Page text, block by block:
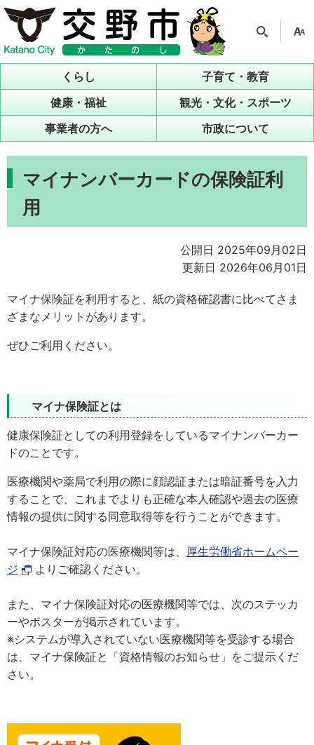
ル
くらし
子育て・教育
健康・福祉
観光・文化・スポーツ
事業者の方へ
市政について
マイナンバーカードの保険証利
用
公開日 2025年09月02日
更新日 2026年06月01日
マイナ保険証を利用すると、紙の資格確認書に比べてさま
ざまなメリットがあります。
ぜひご利用ください。
マイナ保険証とは
健康保険証としての利用登録をしているマイナンバーカー
ドのことです。
医療機関や薬局で利用の際に顔認証または暗証番号を入力
することで、これまでよりも正確な本人確認や過去の医療
情報の提供に関する同意取得等を行うことができます。
マイナ保険証対応の医療機関等は、 厚生労働省ホームペー
ジ
よりご確認ください。
また、マイナ保険証対応の医療機関等では、次のステッカ
ーやポスターが掲示されています。
※システムが導入されていない医療機関等を受診する場合
は、マイナ保険証と「資格情報のお知らせ」をご提示くだ
さい。